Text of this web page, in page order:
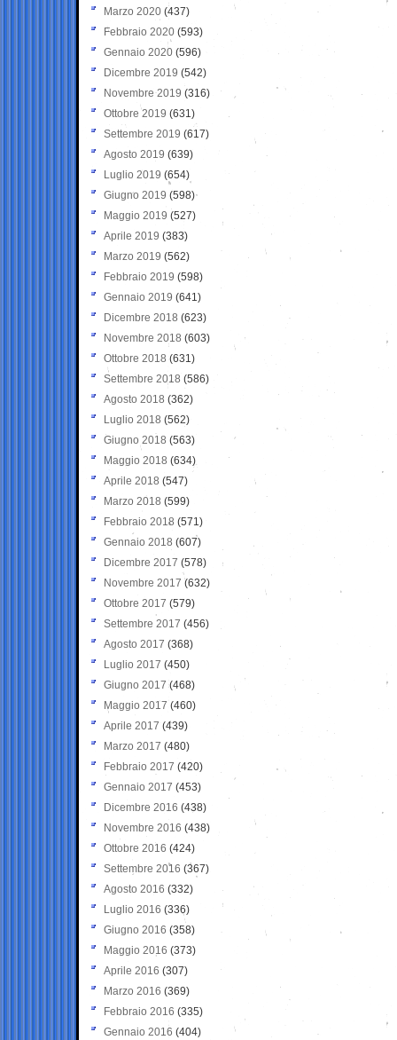
Marzo 2020 (437)
Febbraio 2020 (593)
Gennaio 2020 (596)
Dicembre 2019 (542)
Novembre 2019 (316)
Ottobre 2019 (631)
Settembre 2019 (617)
Agosto 2019 (639)
Luglio 2019 (654)
Giugno 2019 (598)
Maggio 2019 (527)
Aprile 2019 (383)
Marzo 2019 (562)
Febbraio 2019 (598)
Gennaio 2019 (641)
Dicembre 2018 (623)
Novembre 2018 (603)
Ottobre 2018 (631)
Settembre 2018 (586)
Agosto 2018 (362)
Luglio 2018 (562)
Giugno 2018 (563)
Maggio 2018 (634)
Aprile 2018 (547)
Marzo 2018 (599)
Febbraio 2018 (571)
Gennaio 2018 (607)
Dicembre 2017 (578)
Novembre 2017 (632)
Ottobre 2017 (579)
Settembre 2017 (456)
Agosto 2017 (368)
Luglio 2017 (450)
Giugno 2017 (468)
Maggio 2017 (460)
Aprile 2017 (439)
Marzo 2017 (480)
Febbraio 2017 (420)
Gennaio 2017 (453)
Dicembre 2016 (438)
Novembre 2016 (438)
Ottobre 2016 (424)
Settembre 2016 (367)
Agosto 2016 (332)
Luglio 2016 (336)
Giugno 2016 (358)
Maggio 2016 (373)
Aprile 2016 (307)
Marzo 2016 (369)
Febbraio 2016 (335)
Gennaio 2016 (404)